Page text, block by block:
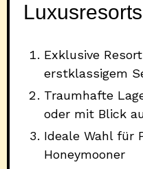
Luxusresorts
Exklusive
erstklassigem
Traumhafte
oder mit Blick
Ideale Wahl für
Honeymooner